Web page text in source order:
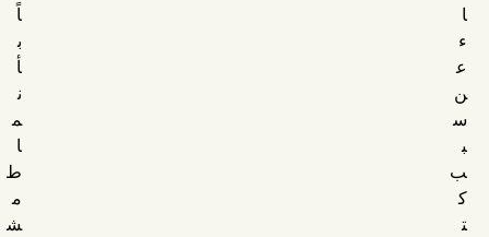
ا
ء
ع
ن
س
ب
ب
ك
ت
اً
ب
أ
ن
م
ا
ط
م
ش